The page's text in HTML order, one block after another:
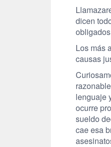
dicen
Los más
causas
lenguaje
ocurre
sueldo
cae esa